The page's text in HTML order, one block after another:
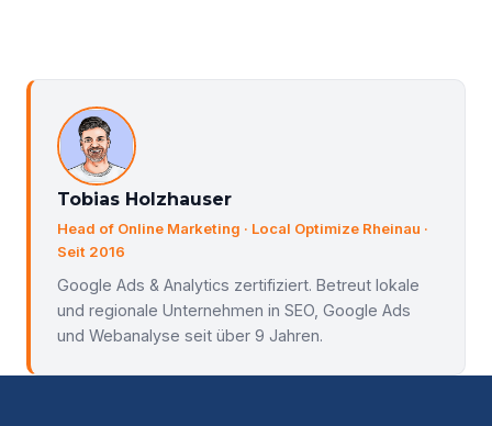
Tobias Holzhauser
Head of Online Marketing · Local Optimize Rheinau ·
Seit 2016
Google Ads & Analytics zertifiziert. Betreut lokale
und regionale Unternehmen in SEO, Google Ads
und Webanalyse seit über 9 Jahren.